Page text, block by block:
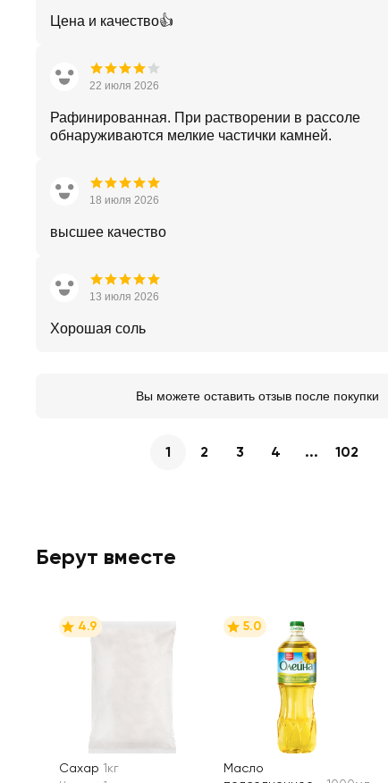
Цена и качество👍
22 июля 2026
Рафинированная. При растворении в рассоле
обнаруживаются мелкие частички камней.
18 июля 2026
высшее качество
13 июля 2026
Хорошая соль
Вы можете оставить отзыв после покупки
1 2 3 4 ... 102
Берут вместе
4.9
Сахар 1кг
5.0
Масло